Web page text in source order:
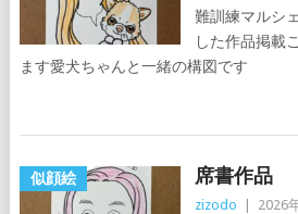
難訓練マルシ
した作品掲載
ます愛犬ちゃんと一緒の構図です
似顔絵 席書作品
zizodo 2026